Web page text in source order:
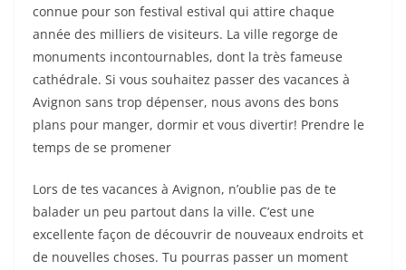
connue pour son festival estival qui attire chaque
année des milliers de visiteurs. La ville regorge de
monuments incontournables, dont la très fameuse
cathédrale. Si vous souhaitez passer des vacances à
Avignon sans trop dépenser, nous avons des bons
plans pour manger, dormir et vous divertir! Prendre le
temps de se promener
Lors de tes vacances à Avignon, n’oublie pas de te
balader un peu partout dans la ville. C’est une
excellente façon de découvrir de nouveaux endroits et
de nouvelles choses. Tu pourras passer un moment